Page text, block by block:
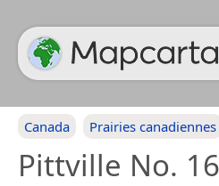
Canada Prairies canadiennes
Pittville No.